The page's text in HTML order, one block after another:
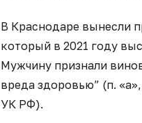
В Краснодаре вынесли
который в 2021 году
Мужчину признали
вреда здоровью” (п.
УК РФ).